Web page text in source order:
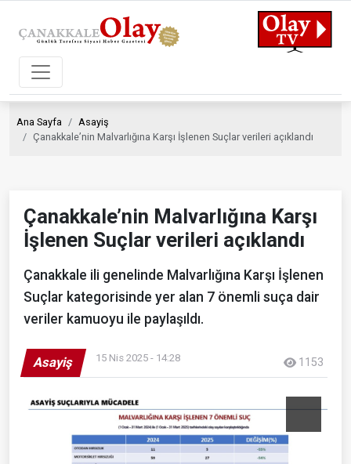
Ana Sayfa
Asayiş
Çanakkale’nin Malvarlığına Karşı İşlenen Suçlar verileri açıklandı
Çanakkale’nin Malvarlığına Karşı
İşlenen Suçlar verileri açıklandı
Çanakkale ili genelinde Malvarlığına Karşı İşlenen
Suçlar kategorisinde yer alan 7 önemli suça dair
veriler kamuoyu ile paylaşıldı.
Asayiş 15 Nis 2025 - 14:28 1153